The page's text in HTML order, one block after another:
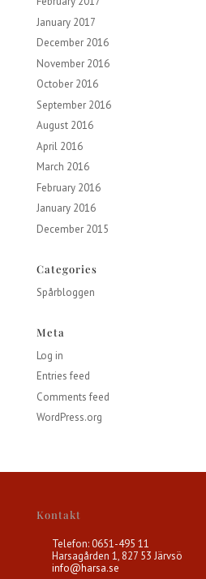
January 2017
December 2016
November 2016
October 2016
September 2016
August 2016
April 2016
March 2016
February 2016
January 2016
December 2015
Categories
Spårbloggen
Meta
Log in
Entries feed
Comments feed
WordPress.org
Kontakt
Telefon: 0651-495 11
Harsagården 1, 827 53 Järvsö
info@harsa.se